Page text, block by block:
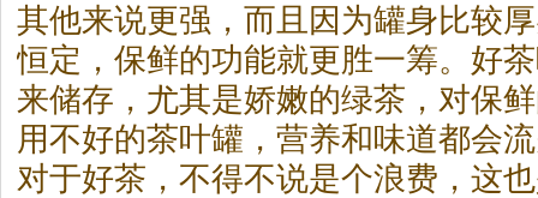
其他来说更强，而且因为罐身比较
恒定，保鲜的功能就更胜一筹。好茶
来储存，尤其是娇嫩的绿茶 ，对保
用不好的茶叶罐，营养和味道都会
对于好茶 ，不得不说是个浪费，这